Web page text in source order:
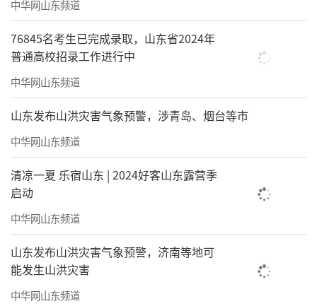
中华网山东频道
76845名考生已完成录取，山东省2024年
普通高校招录工作进行中
中华网山东频道
山东发布山洪灾害气象预警，涉青岛、烟台等市
中华网山东频道
清凉一夏 乐宿山东 | 2024好客山东露营季
启动
中华网山东频道
山东发布山洪灾害气象预警，济南等地可
能发生山洪灾害
中华网山东频道